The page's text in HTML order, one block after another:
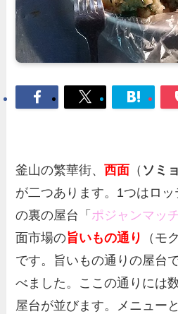
釜山の繁華街、西面 （ ソミ
が二つあります。1つはロ
の裏の屋台「 ポジャンマッ
面市場の旨いもの通り
（モ
です。旨いもの通りの屋台
べました。ここの通りには
屋台が並びます。メニュー